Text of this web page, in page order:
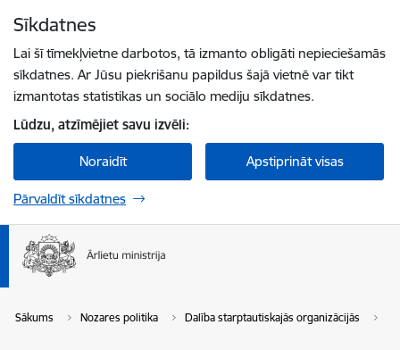
Sīkdatnes
Lai šī tīmekļvietne darbotos, tā izmanto obligāti nepieciešamās
sīkdatnes. Ar Jūsu piekrišanu papildus šajā vietnē var tikt
izmantotas statistikas un sociālo mediju sīkdatnes.
Lūdzu, atzīmējiet savu izvēli:
Noraidīt Apstiprināt visas
Pārvaldīt sīkdatnes
Sākums Nozares politika Dalība starptautiskajās organizācijās